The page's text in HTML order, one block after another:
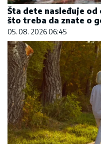
Šta dete nasleđuje od
što treba da znate o
05. 08. 2026 06:45